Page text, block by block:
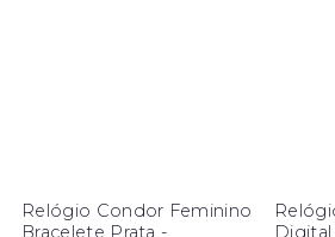
Relógio Condor Feminino
Bracelete Prata -